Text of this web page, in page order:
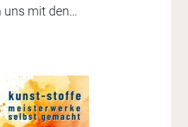
uns mit den…